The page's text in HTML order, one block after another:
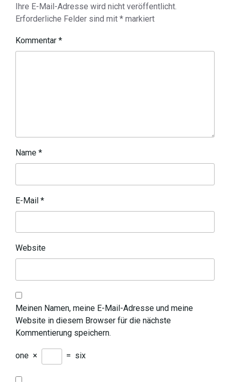
Ihre E-Mail-Adresse wird nicht veröffentlicht.
Erforderliche Felder sind mit * markiert
Kommentar *
Name *
E-Mail *
Website
Meinen Namen, meine E-Mail-Adresse und meine
Website in diesem Browser für die nächste
Kommentierung speichern.
one × = six